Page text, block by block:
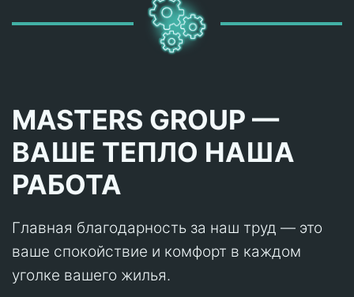
MASTERS GROUP —
ВАШЕ ТЕПЛО НАША
РАБОТА
Главная благодарность за наш труд — это
ваше спокойствие и комфорт в каждом
уголке вашего жилья.